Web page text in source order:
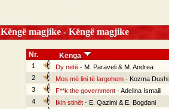
Këngë magjike - Këngë magjike
Nr. Kënga
1 Dy netë- M. Paraveli & M. Andrea
2
Mos më lini të largohem- Kozma Dushi
3
F**k the government- Adelina Ismaili
4
Ikin stinët- E. Qazimi & E. Bogdani